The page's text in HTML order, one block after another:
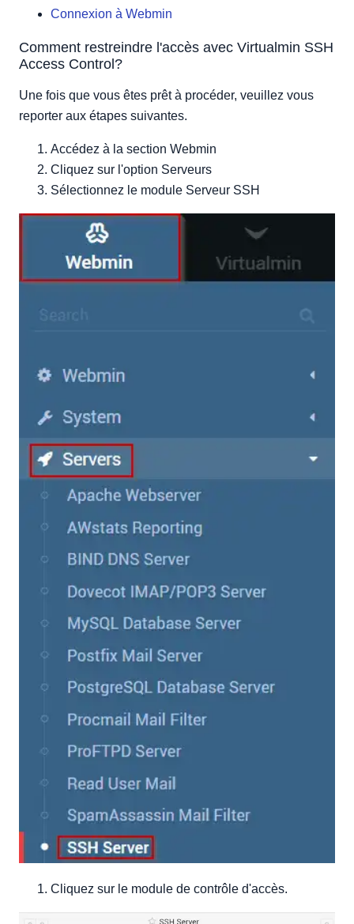
Connexion à Webmin
Comment restreindre l'accès avec Virtualmin SSH
Access Control?
Une fois que vous êtes prêt à procéder, veuillez vous
reporter aux étapes suivantes.
Accédez à la section Webmin
Cliquez sur l'option Serveurs
Sélectionnez le module Serveur SSH
Cliquez sur le module de contrôle d'accès.